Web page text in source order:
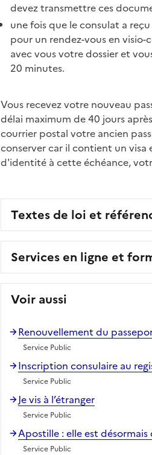
devez transmettre ces
une fois que le consulat a
pour un rendez-vous en
avec vous votre dossier et
20 minutes.
Vous recevez votre nouveau
délai maximum de 40 jours
courrier postal votre ancien
conserver car il contient un visa
d'identité à cette échéance,
Textes de loi et
Services en ligne et
Voir aussi
Renouvellement du
Service Public
Inscription consulaire au
Service Public
Je vis à l’étranger
Service Public
Apostille : elle est
Service Public